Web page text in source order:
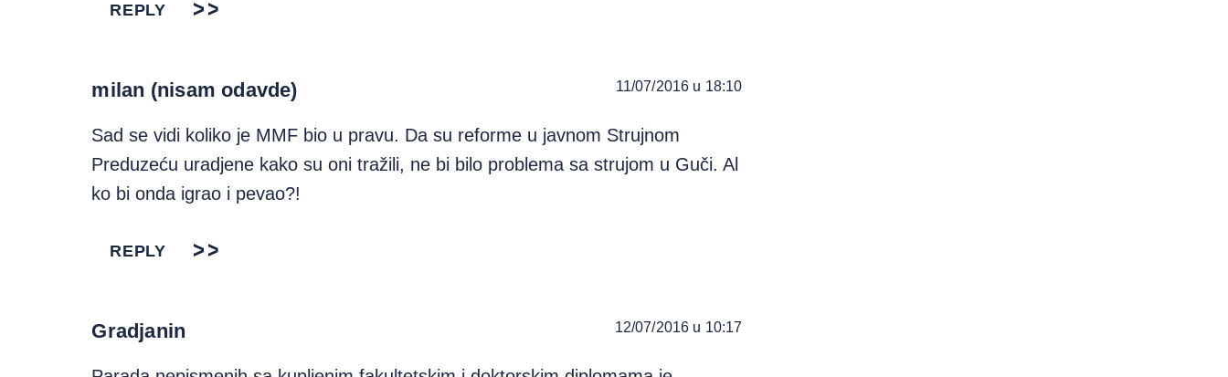
REPLY
milan (nisam odavde) 11/07/2016 u 18:10
Sad se vidi koliko je MMF bio u pravu. Da su reforme u javnom Strujnom
Preduzeću uradjene kako su oni tražili, ne bi bilo problema sa strujom u Guči. Al
ko bi onda igrao i pevao?!
REPLY
Gradjanin 12/07/2016 u 10:17